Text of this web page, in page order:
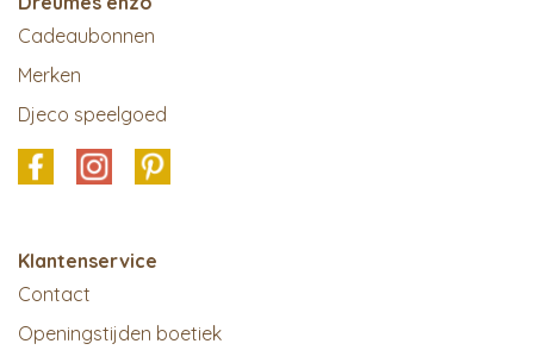
Cadeaubonnen
Merken
Djeco speelgoed
Klantenservice
Contact
Openingstijden boetiek